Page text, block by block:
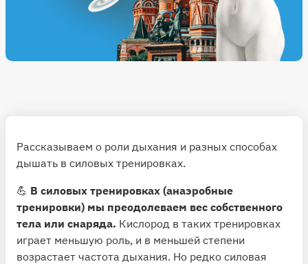
Рассказываем о роли дыхания и разных способах
дышать в силовых тренировках.
💪 В силовых тренировках (анаэробные
тренировки) мы преодолеваем вес собственного
тела или снаряда. Кислород в таких тренировках
играет меньшую роль, и в меньшей степени
возрастает частота дыхания. Но редко силовая